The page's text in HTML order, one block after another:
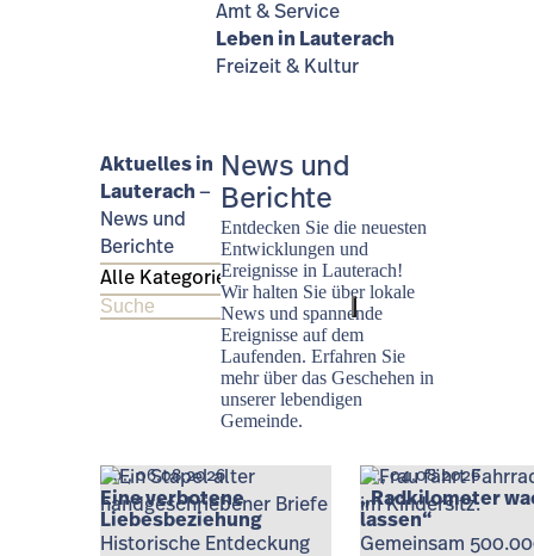
Amt & Service
Leben in Lauterach
Freizeit & Kultur
Aktuelles in
Lauterach
News und
Berichte
Suchen
News und
Berichte
Entdecken Sie die neuesten
Entwicklungen und
Ereignisse in Lauterach!
Wir halten Sie über lokale
News und spannende
Ereignisse auf dem
Laufenden. Erfahren Sie
mehr über das Geschehen in
unserer lebendigen
Gemeinde.
Do., 06.08.2026
Eine verbotene
Liebesbeziehung
Historische Entdeckung
Di., 04.08.2026
„Radkilometer
lassen“
Gemeinsam